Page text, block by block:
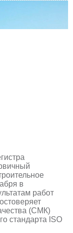
в
работ
(СМК)
стандарта ISO